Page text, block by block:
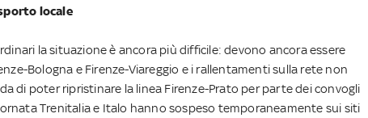
locale
la situazione è ancora più difficile: devono ancora essere
Bologna e Firenze-Viareggio e i rallentamenti sulla rete non
di poter ripristinare la linea Firenze-Prato per parte dei convogli
Trenitalia e Italo hanno sospeso temporaneamente sui siti